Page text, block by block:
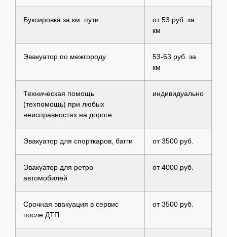
Буксировка за км. пути
от 53 руб. за
км
Эвакуатор по межгороду
53-63 руб. за
км
Техническая помощь
(техпомощь) при любых
неисправностях на дороге
индивидуально
Эвакуатор для спорткаров, багги от 3500 руб.
Эвакуатор для ретро
автомобилей
от 4000 руб.
Срочная эвакуация в сервис
после ДТП
от 3500 руб.